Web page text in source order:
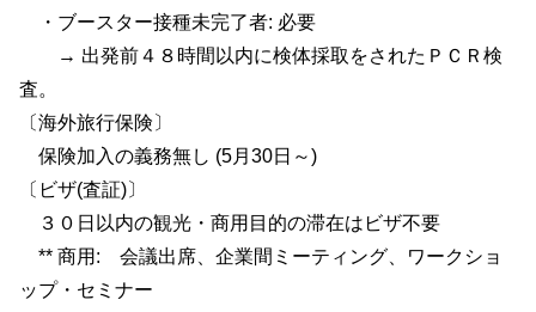
・ブースター接種未完了者: 必要
→ 出発前４８時間以内に検体採取をされたＰＣＲ検
査。
〔海外旅行保険〕
保険加入の義務無し (5月30日～)
〔ビザ(査証)〕
３０日以内の観光・商用目的の滞在はビザ不要
** 商用: 会議出席、企業間ミーティング、ワークショ
ップ・セミナー